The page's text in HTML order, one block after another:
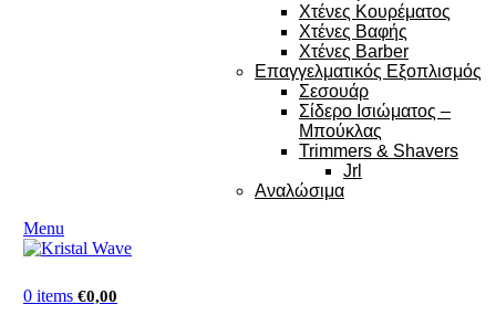
Χτένες Κουρέματος
Χτένες Βαφής
Χτένες Barber
Επαγγελματικός Εξοπλισμός
Σεσουάρ
Σίδερο Ισιώματος –
Μπούκλας
Trimmers & Shavers
Jrl
Αναλώσιμα
Menu
0 items €0,00